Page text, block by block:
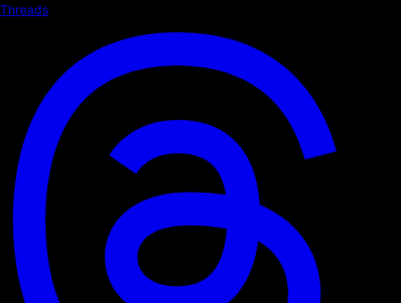
Threads